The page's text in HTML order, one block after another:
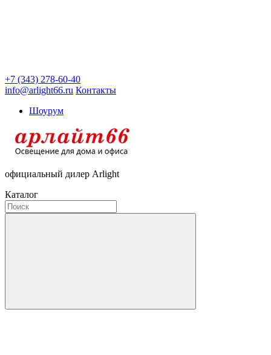
+7 (343) 278-60-40
info@arlight66.ru Контакты
Шоурум
официальный дилер Arlight
Каталог